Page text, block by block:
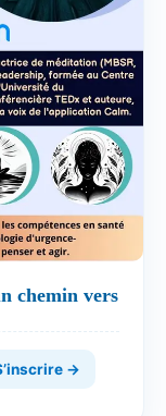
chemin vers
→